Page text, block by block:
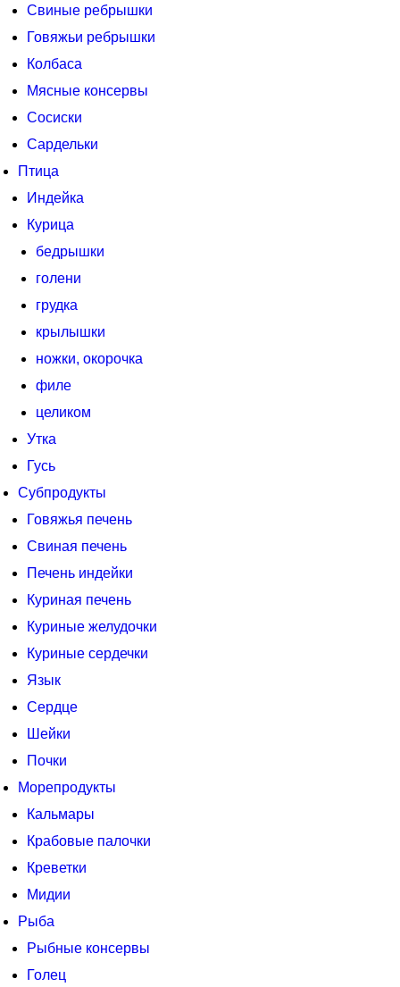
Свиные ребрышки
Говяжьи ребрышки
Колбаса
Мясные консервы
Сосиски
Сардельки
Птица
Индейка
Курица
бедрышки
голени
грудка
крылышки
ножки, окорочка
филе
целиком
Утка
Гусь
Субпродукты
Говяжья печень
Свиная печень
Печень индейки
Куриная печень
Куриные желудочки
Куриные сердечки
Язык
Сердце
Шейки
Почки
Морепродукты
Кальмары
Крабовые палочки
Креветки
Мидии
Рыба
Рыбные консервы
Голец